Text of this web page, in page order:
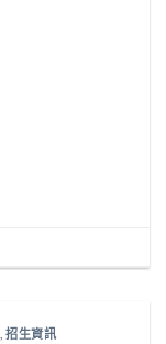
,招生資訊